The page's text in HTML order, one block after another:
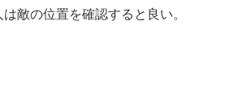
敵の位置を確認すると良い。